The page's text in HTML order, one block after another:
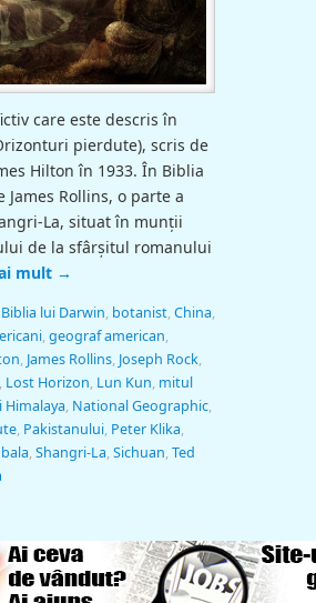
care este descris în
pierdute), scris de
Hilton în 1933. În Biblia
Rollins, o parte a
La, situat în munţii
de la sfârșitul romanului
mult →
Biblia lui Darwin, botanist,China,
,geograf american,
, James Rollins, Joseph Rock,
, Lost Horizon, Lun Kun, mitul
, National Geographic,
, Pakistanului, Peter Klika,
,Shangri-La,Sichuan,Ted